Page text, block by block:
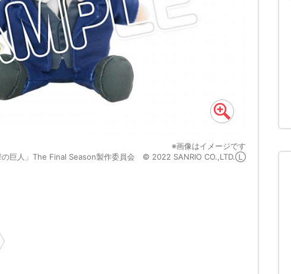
※画像はイメージです
の巨人」The Final Season製作委員会 © 2022 SANRIO CO.,LTD.Ⓛ